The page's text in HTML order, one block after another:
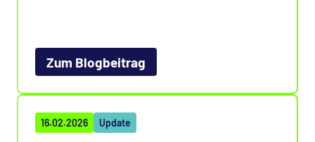
unserem Blogbeitrag.
Zum Blogbeitrag
16.02.2026 Update